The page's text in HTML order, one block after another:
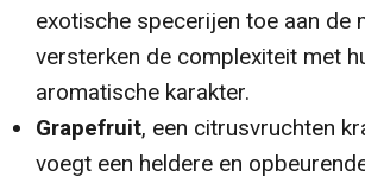
exotische specerijen toe aan de
versterken de complexiteit met
aromatische karakter.
Grapefruit, een citrusvruchten
voegt een heldere en